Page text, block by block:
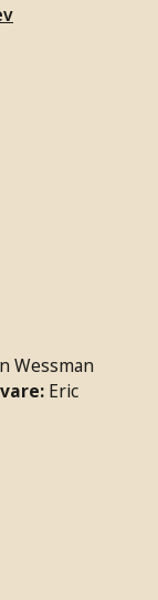
Wessman
Eric